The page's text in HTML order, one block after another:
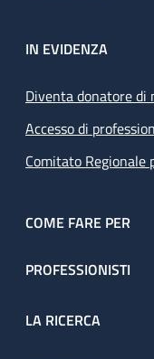
IN EVIDENZA
Diventa donatore di
Accesso di
Comitato Regionale
COME FARE PER
PROFESSIONISTI
LA RICERCA